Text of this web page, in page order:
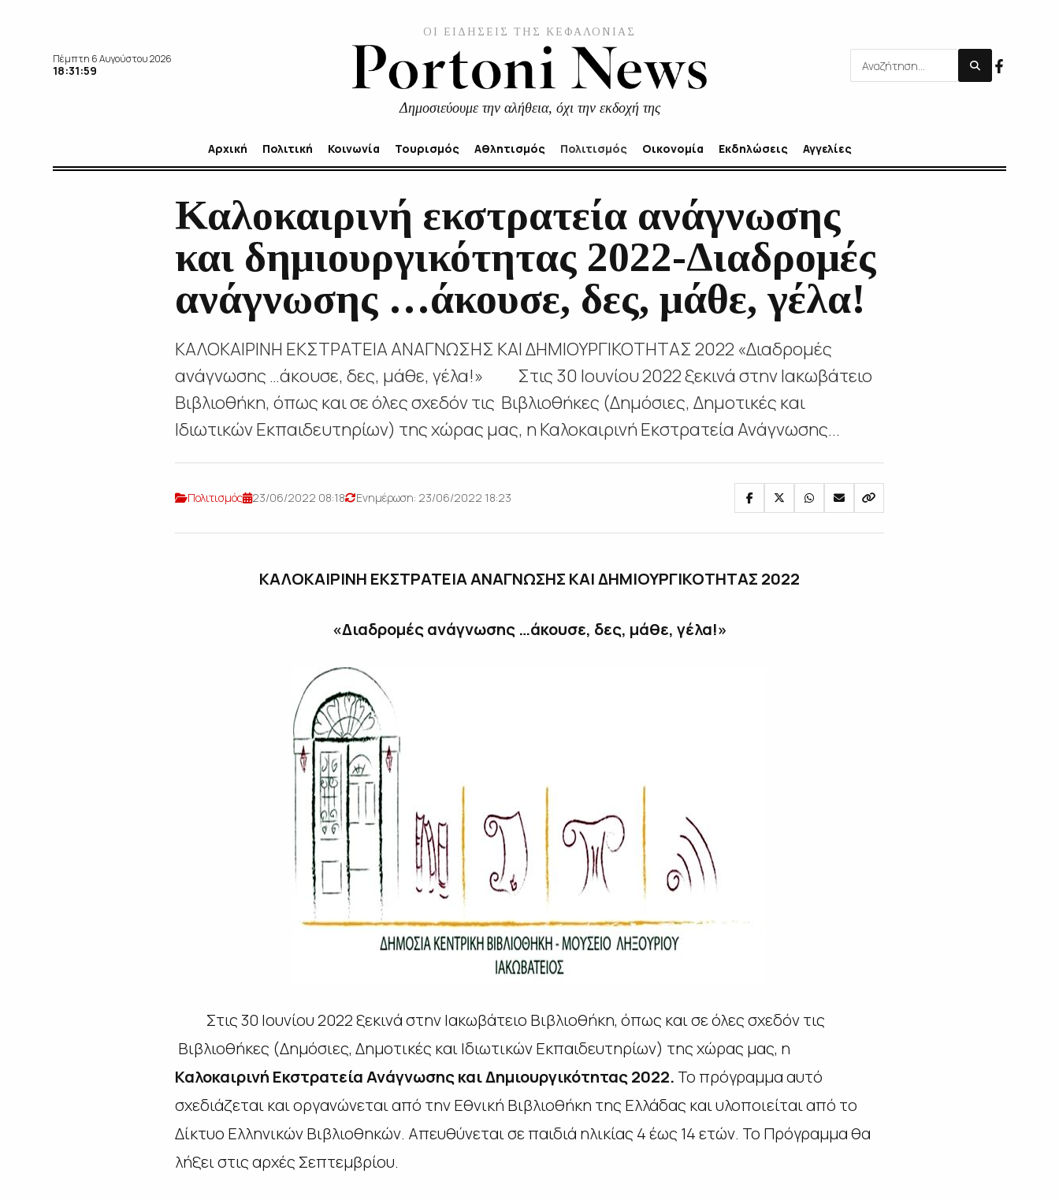
Πέμπτη 6 Αυγούστου 2026
18:32:00
ΟΙ ΕΙΔΗΣΕΙΣ ΤΗΣ ΚΕΦΑΛΟΝΙΑΣ
Δημοσιεύουμε την αλήθεια, όχι την εκδοχή της
Αρχική Πολιτική Κοινωνία Τουρισμός Αθλητισμός Πολιτισμός Οικονομία Εκδηλώσεις Αγγελίες
Καλοκαιρινή εκστρατεία ανάγνωσης
και δημιουργικότητας 2022-Διαδρομές
ανάγνωσης …άκουσε, δες, μάθε, γέλα!
ΚΑΛΟΚΑΙΡΙΝΗ ΕΚΣΤΡΑΤΕΙΑ ΑΝΑΓΝΩΣΗΣ ΚΑΙ ΔΗΜΙΟΥΡΓΙΚΟΤΗΤΑΣ 2022 «Διαδρομές
ανάγνωσης …άκουσε, δες, μάθε, γέλα!» Στις 30 Ιουνίου 2022 ξεκινά στην Ιακωβάτειο
Βιβλιοθήκη, όπως και σε όλες σχεδόν τις Βιβλιοθήκες (Δημόσιες, Δημοτικές και
Ιδιωτικών Εκπαιδευτηρίων) της χώρας μας, η Καλοκαιρινή Εκστρατεία Ανάγνωσης...
Πολιτισμός 23/06/2022 08:18 Ενημέρωση: 23/06/2022 18:23
ΚΑΛΟΚΑΙΡΙΝΗ ΕΚΣΤΡΑΤΕΙΑΑΝΑΓΝΩΣΗΣ ΚΑΙ ΔΗΜΙΟΥΡΓΙΚΟΤΗΤΑΣ 2022
«Διαδρομές ανάγνωσης …άκουσε, δες, μάθε, γέλα!»
Στις 30 Ιουνίου 2022 ξεκινά στην Ιακωβάτειο Βιβλιοθήκη, όπως και σε όλες σχεδόν τις
Βιβλιοθήκες (Δημόσιες, Δημοτικές και Ιδιωτικών Εκπαιδευτηρίων) της χώρας μας, η
Καλοκαιρινή Εκστρατεία Ανάγνωσης και Δημιουργικότητας 2022. Το πρόγραμμα αυτό
σχεδιάζεται και οργανώνεται από την Εθνική Βιβλιοθήκη της Ελλάδας και υλοποιείται από το
Δίκτυο Ελληνικών Βιβλιοθηκών. Απευθύνεται σε παιδιά ηλικίας 4 έως 14 ετών. Το Πρόγραμμα θα
λήξει στις αρχές Σεπτεμβρίου.